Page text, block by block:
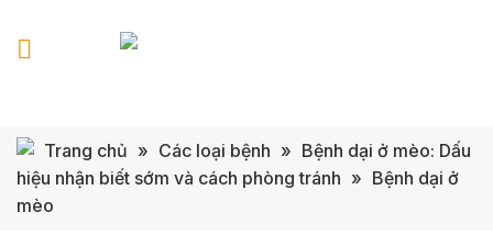
Trang chủ » Các loại bệnh » Bệnh dại ở mèo: Dấu
hiệu nhận biết sớm và cách phòng tránh » Bệnh dại ở
mèo